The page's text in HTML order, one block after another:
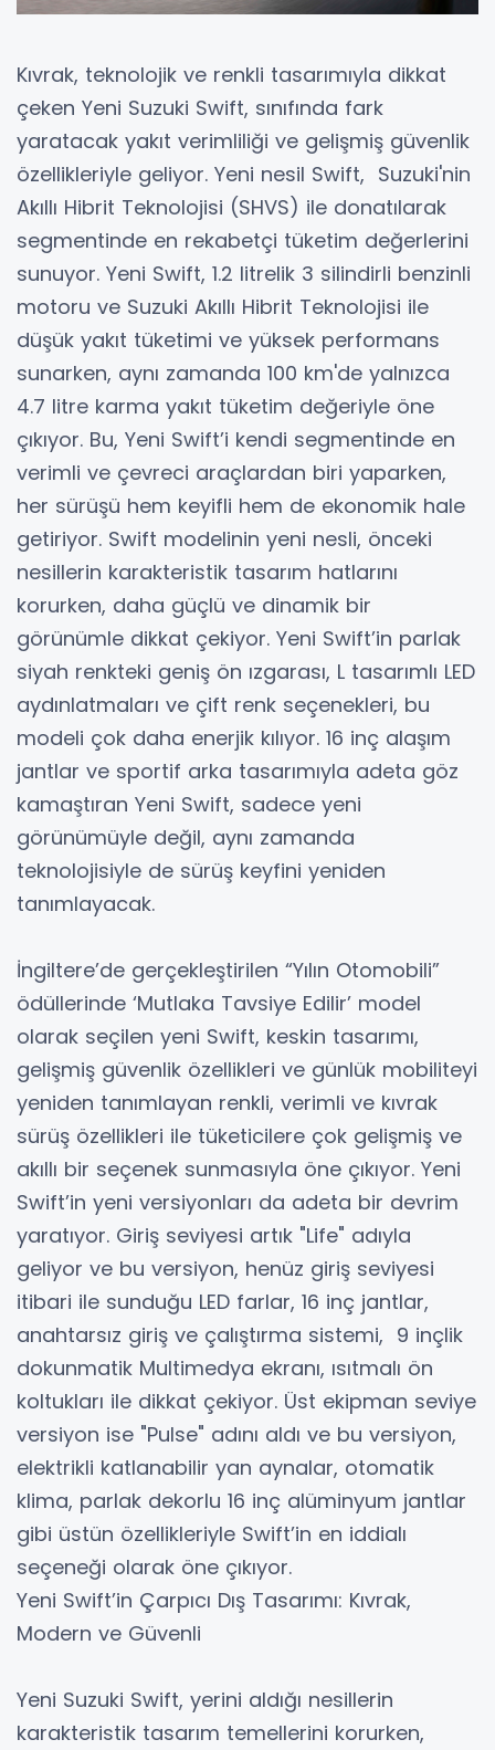
Kıvrak, teknolojik ve renkli tasarımıyla dikkat
çeken Yeni Suzuki Swift, sınıfında fark
yaratacak yakıt verimliliği ve gelişmiş güvenlik
özellikleriyle geliyor. Yeni nesil Swift, Suzuki'nin
Akıllı Hibrit Teknolojisi (SHVS) ile donatılarak
segmentinde en rekabetçi tüketim değerlerini
sunuyor. Yeni Swift, 1.2 litrelik 3 silindirli benzinli
motoru ve Suzuki Akıllı Hibrit Teknolojisi ile
düşük yakıt tüketimi ve yüksek performans
sunarken, aynı zamanda 100 km'de yalnızca
4.7 litre karma yakıt tüketim değeriyle öne
çıkıyor. Bu, Yeni Swift’i kendi segmentinde en
verimli ve çevreci araçlardan biri yaparken,
her sürüşü hem keyifli hem de ekonomik hale
getiriyor. Swift modelinin yeni nesli, önceki
nesillerin karakteristik tasarım hatlarını
korurken, daha güçlü ve dinamik bir
görünümle dikkat çekiyor. Yeni Swift’in parlak
siyah renkteki geniş ön ızgarası, L tasarımlı LED
aydınlatmaları ve çift renk seçenekleri, bu
modeli çok daha enerjik kılıyor. 16 inç alaşım
jantlar ve sportif arka tasarımıyla adeta göz
kamaştıran Yeni Swift, sadece yeni
görünümüyle değil, aynı zamanda
teknolojisiyle de sürüş keyfini yeniden
tanımlayacak.
İngiltere’de gerçekleştirilen “Yılın Otomobili”
ödüllerinde ‘Mutlaka Tavsiye Edilir’ model
olarak seçilen yeni Swift, keskin tasarımı,
gelişmiş güvenlik özellikleri ve günlük mobiliteyi
yeniden tanımlayan renkli, verimli ve kıvrak
sürüş özellikleri ile tüketicilere çok gelişmiş ve
akıllı bir seçenek sunmasıyla öne çıkıyor. Yeni
Swift’in yeni versiyonları da adeta bir devrim
yaratıyor. Giriş seviyesi artık "Life" adıyla
geliyor ve bu versiyon, henüz giriş seviyesi
itibari ile sunduğu LED farlar, 16 inç jantlar,
anahtarsız giriş ve çalıştırma sistemi, 9 inçlik
dokunmatik Multimedya ekranı, ısıtmalı ön
koltukları ile dikkat çekiyor. Üst ekipman seviye
versiyon ise "Pulse" adını aldı ve bu versiyon,
elektrikli katlanabilir yan aynalar, otomatik
klima, parlak dekorlu 16 inç alüminyum jantlar
gibi üstün özellikleriyle Swift’in en iddialı
seçeneği olarak öne çıkıyor.
Yeni Swift’in Çarpıcı Dış Tasarımı: Kıvrak,
Modern ve Güvenli
Yeni Suzuki Swift, yerini aldığı nesillerin
karakteristik tasarım temellerini korurken,